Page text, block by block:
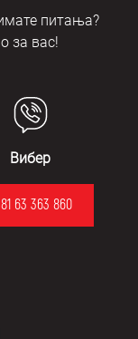
питања?
за вас!
Вибер
63 363 860